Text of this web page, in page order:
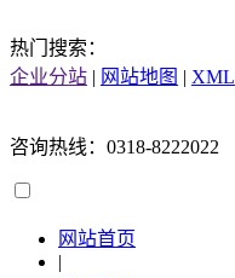
热门搜索：
企业分站 | 网站地图 | XML
咨询热线：0318-8222022
网站首页
|